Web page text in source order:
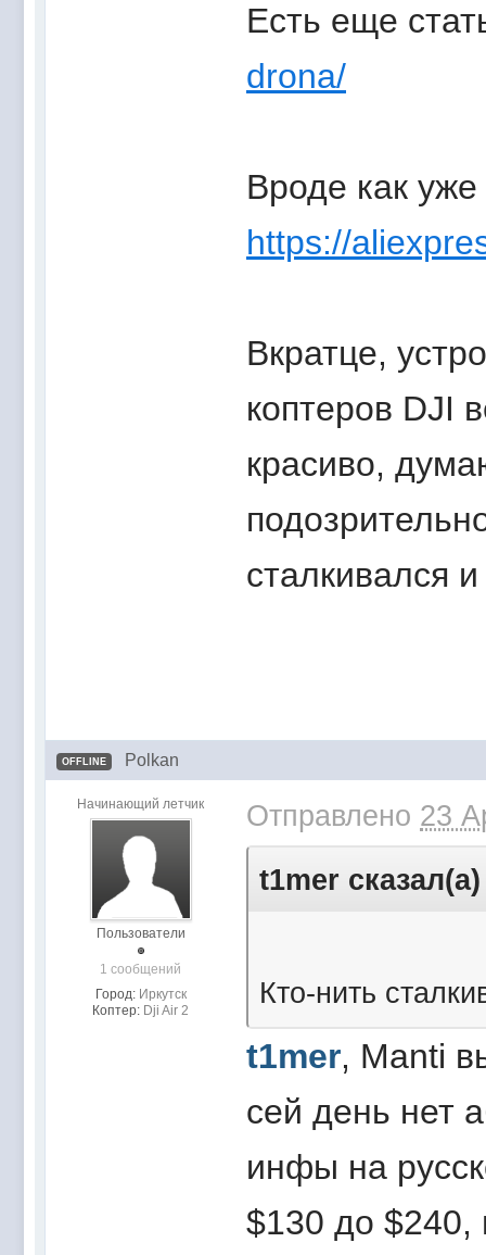
Есть еще
drona/
Вроде как
https://
Вкратце,
коптеров DJI
красиво,
сталкивался
OFFLINE Polkan
Начинающий летчик
Пользователи
1 сообщений
Город: Иркутск
Коптер: Dji Air 2
Отправлено 23
t1mer сказал(а)
Кто-нить
t1mer, Manti
сей день нет
инфы на
$130 до $240,